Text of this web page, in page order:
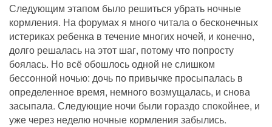
Следующим этапом было решиться убрать ночные
кормления. На форумах я много читала о бесконечных
истериках ребенка в течение многих ночей, и конечно,
долго решалась на этот шаг, потому что попросту
боялась. Но всё обошлось одной не слишком
бессонной ночью: дочь по привычке просыпалась в
определенное время, немного возмущалась, и снова
засыпала. Следующие ночи были гораздо спокойнее, и
уже через неделю ночные кормления забылись.